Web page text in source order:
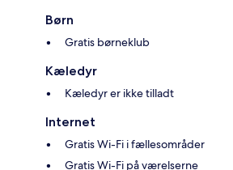
Børn
Gratis børneklub
Kæledyr
Kæledyr er ikke tilladt
Internet
Gratis Wi-Fi i fællesområder
Gratis Wi-Fi på værelserne